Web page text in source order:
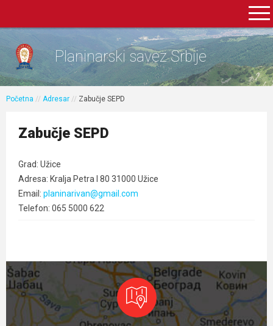
Planinarski savez Srbije
Početna // Adresar // Zabučje SEPD
Zabučje SEPD
Grad: Užice
Adresa: Kralja Petra I 80 31000 Užice
Email: planinarivan@gmail.com
Telefon: 065 5000 622